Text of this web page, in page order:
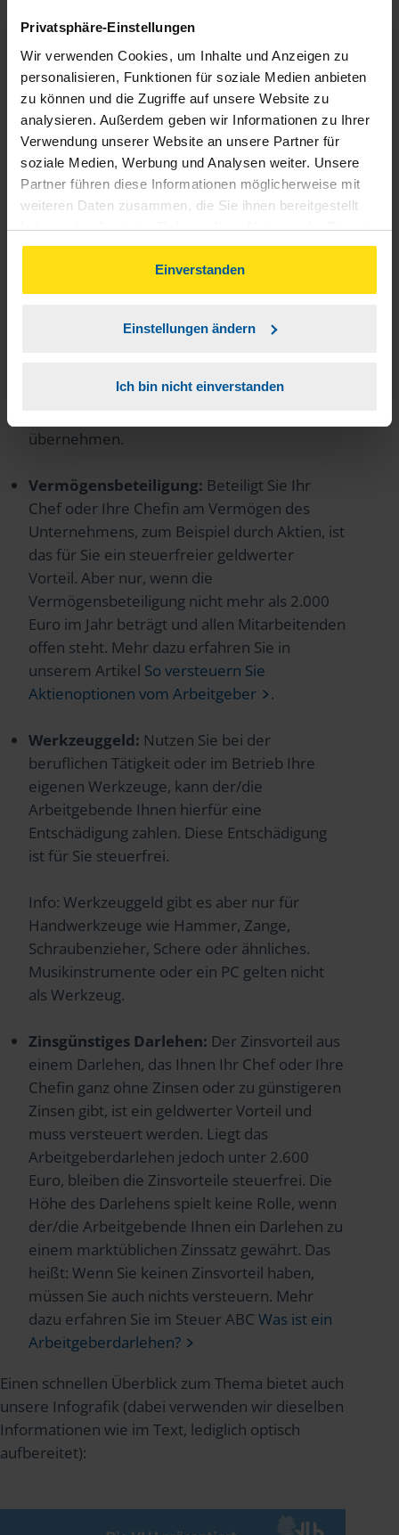
Privatsphäre-Einstellungen
Wir verwenden Cookies, um Inhalte und Anzeigen zu
personalisieren, Funktionen für soziale Medien anbieten
zu können und die Zugriffe auf unsere Website zu
analysieren. Außerdem geben wir Informationen zu Ihrer
Verwendung unserer Website an unsere Partner für
soziale Medien, Werbung und Analysen weiter. Unsere
Partner führen diese Informationen möglicherweise mit
weiteren Daten zusammen, die Sie ihnen bereitgestellt
haben oder die sie im Rahmen Ihrer Nutzung der Dienste
gesammelt haben. Indem Sie auf Einverstanden klicken,
können Sie der Verwendung von Cookies, gemäß
unserer➔ Datenschutzrichtliniezustimmen.
Einverstanden
Einstellungen ändern
Ich bin nicht einverstanden
und Vergünstigungen erhält, erfahren Sie im
ist meistens steuerfrei
.
Sachbezüge bis 50 Euro: Dabei kann es sich
beispielsweise um Gutscheine handeln, diese
sind steuer- und sozialversicherungsfrei. Seit
1. Januar 2020 gelten dafür aber strengere
Richtlinien, um Barlohn von Sachlohn
abzugrenzen.
statt 50 Euro. Näheres dazu erfahren Sie in
unserem Artikel zum ThemaNeue Regeln für
Sachbezugsleistungen
.
Gründen umziehen müssen, kann Ihr/e
übernehmen.
Vermögensbeteiligung: Beteiligt Sie Ihr
Chef oder Ihre Chefin am Vermögen des
Unternehmens, zum Beispiel durch Aktien, ist
das für Sie ein steuerfreier geldwerter
Vorteil. Aber nur, wenn die
Vermögensbeteiligung nicht mehr als 2.000
Euro im Jahr beträgt und allen Mitarbeitenden
offen steht. Mehr dazu erfahren Sie in
unserem Artikel So versteuern Sie
Aktienoptionen vom Arbeitgeber
.
Werkzeuggeld: Nutzen Sie bei der
beruflichen Tätigkeit oder im Betrieb Ihre
eigenen Werkzeuge, kann der/die
Arbeitgebende Ihnen hierfür eine
Entschädigung zahlen. Diese Entschädigung
ist für Sie steuerfrei.
Info: Werkzeuggeld gibt es aber nur für
Handwerkzeuge wie Hammer, Zange,
Schraubenzieher, Schere oder ähnliches.
Musikinstrumente oder ein PC gelten nicht
als Werkzeug.
Zinsgünstiges Darlehen: Der Zinsvorteil aus
einem Darlehen, das Ihnen Ihr Chef oder Ihre
Chefin ganz ohne Zinsen oder zu günstigeren
Zinsen gibt, ist ein geldwerter Vorteil und
muss versteuert werden. Liegt das
Arbeitgeberdarlehen jedoch unter 2.600
Euro, bleiben die Zinsvorteile steuerfrei. Die
Höhe des Darlehens spielt keine Rolle, wenn
der/die Arbeitgebende Ihnen ein Darlehen zu
einem marktüblichen Zinssatz gewährt. Das
heißt: Wenn Sie keinen Zinsvorteil haben,
müssen Sie auch nichts versteuern. Mehr
dazu erfahren Sie im Steuer ABC Was ist ein
Arbeitgeberdarlehen?
Einen schnellen Überblick zum Thema bietet auch
unsere Infografik (dabei verwenden wir dieselben
Informationen wie im Text, lediglich optisch
aufbereitet):